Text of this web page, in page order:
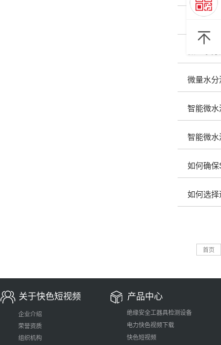
微量水分
智能微水
智能微水
如何确
如何选
首页
关于快色短视频
企业介绍
荣誉资质
组织机构
产品中心
绝缘安全工器具检测设备
电力快色视频下载
快色短视频